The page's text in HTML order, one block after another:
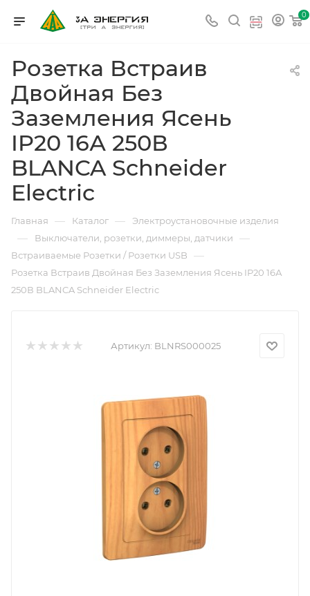
0
Розетка Встраив
Двойная Без
Заземления Ясень
IP20 16А 250В
BLANCA Schneider
Electric
Главная — Каталог — Электроустановочные изделия
— Выключатели, розетки, диммеры, датчики —
Встраиваемые Розетки / Розетки USB —
Розетка Встраив Двойная Без Заземления Ясень IP20 16А
250В BLANCA Schneider Electric
Артикул: BLNRS000025